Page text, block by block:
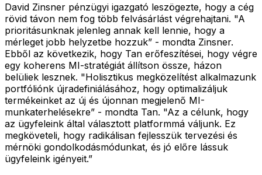
David Zinsner pénzügyi igazgató leszögezte, hogy a cég
rövid távon nem fog több felvásárlást végrehajtani. "A
prioritásunknak jelenleg annak kell lennie, hogy a
mérleget jobb helyzetbe hozzuk” - mondta Zinsner.
Ebből az következik, hogy Tan erőfeszítései, hogy végre
egy koherens MI-stratégiát állítson össze, házon
belüliek lesznek. "Holisztikus megközelítést alkalmazunk
portfóliónk újradefiniálásához, hogy optimalizáljuk
termékeinket az új és újonnan megjelenő MI-
munkaterhelésekre” - mondta Tan. "Az a célunk, hogy
az ügyfeleink által választott platformmá váljunk. Ez
megköveteli, hogy radikálisan fejlesszük tervezési és
mérnöki gondolkodásmódunkat, és jó előre lássuk
ügyfeleink igényeit.”